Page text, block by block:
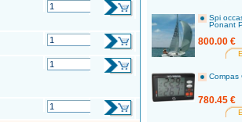
Spi
Ponant
800.00 €
Compas
780.45 €